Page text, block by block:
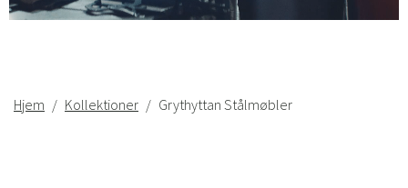
Sverige
Danmark
Hjem Kollektioner Grythyttan Stålmøbler